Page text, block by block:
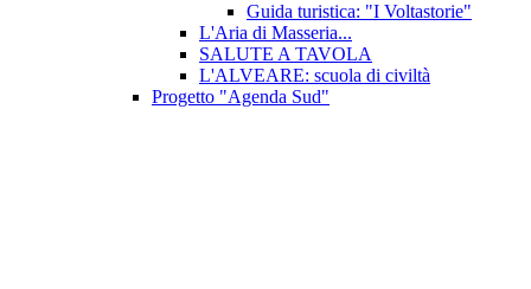
Guida turistica: "I Voltastorie"
L'Aria di Masseria...
SALUTE A TAVOLA
L'ALVEARE: scuola di civiltà
Progetto "Agenda Sud"